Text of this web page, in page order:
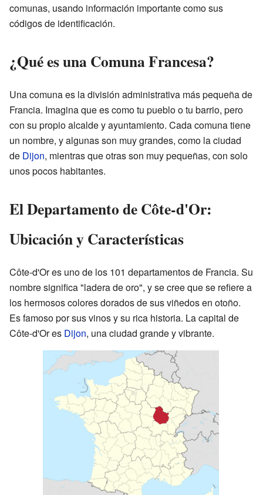
comunas, usando información importante como sus
códigos de identificación.
¿Qué es una Comuna Francesa?
Una comuna es la división administrativa más pequeña de
Francia. Imagina que es como tu pueblo o tu barrio, pero
con su propio alcalde y ayuntamiento. Cada comuna tiene
un nombre, y algunas son muy grandes, como la ciudad
de Dijon, mientras que otras son muy pequeñas, con solo
unos pocos habitantes.
El Departamento de Côte-d'Or:
Ubicación y Características
Côte-d'Or es uno de los 101 departamentos de Francia. Su
nombre significa "ladera de oro", y se cree que se refiere a
los hermosos colores dorados de sus viñedos en otoño.
Es famoso por sus vinos y su rica historia. La capital de
Côte-d'Or es Dijon, una ciudad grande y vibrante.